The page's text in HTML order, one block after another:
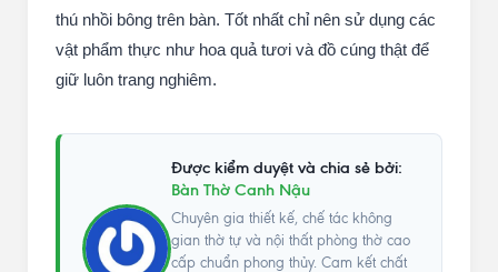
thú nhồi bông trên bàn. Tốt nhất chỉ nên sử dụng các
vật phẩm thực như hoa quả tươi và đồ cúng thật để
giữ luôn trang nghiêm.
Được kiểm duyệt và chia sẻ bởi:
Bàn Thờ Canh Nậu
Chuyên gia thiết kế, chế tác không
gian thờ tự và nội thất phòng thờ cao
cấp chuẩn phong thủy. Cam kết chất